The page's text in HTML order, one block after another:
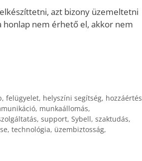
azt bizony üzemeltetni
honlap nem érhető el, akkor nem
, felügyelet, helyszíni segítség, hozzáértés
, munkaállomás,
, support, Sybell, szaktudás,
, technológia, üzembiztosság,